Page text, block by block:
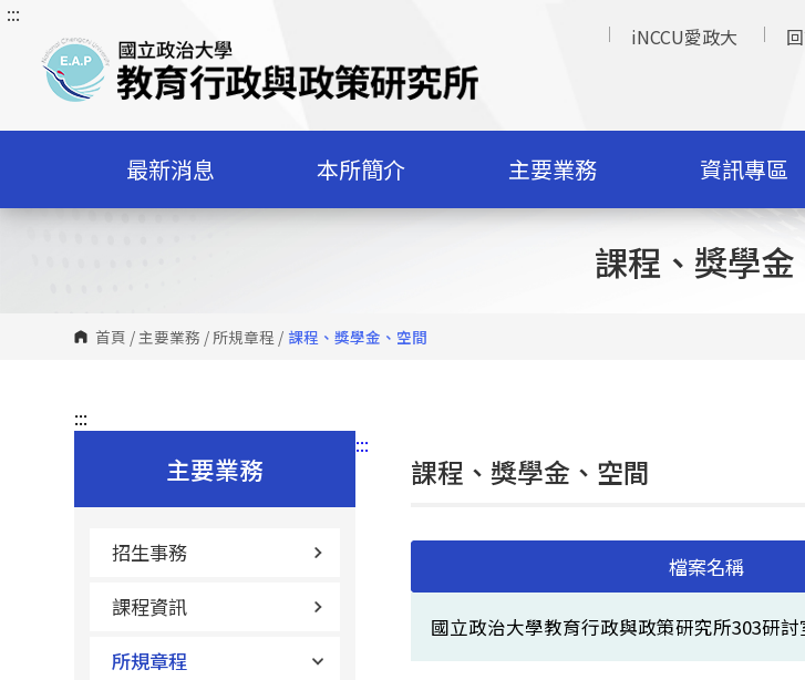
跳
內
塊
:::
iNCCU愛政大
最新消息 本所簡介 主要業務 資訊專區
課程、獎學金
首頁 /主要業務 /所規章程 / 課程、獎學金、空間
:::
主要業務
招生事務
課程資訊
所規章程
:::
課程、獎學金、空間
檔案名稱
國立政治大學教育行政與政策研究所303研